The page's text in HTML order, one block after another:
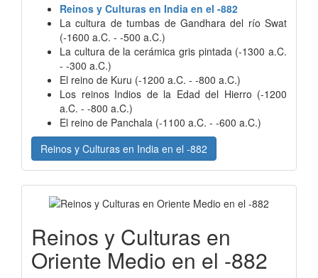
Reinos y Culturas en India en el -882
La cultura de tumbas de Gandhara del río Swat
(-1600 a.C. - -500 a.C.)
La cultura de la cerámica gris pintada (-1300 a.C.
- -300 a.C.)
El reino de Kuru (-1200 a.C. - -800 a.C.)
Los reinos Indios de la Edad del Hierro (-1200
a.C. - -800 a.C.)
El reino de Panchala (-1100 a.C. - -600 a.C.)
Reinos y Culturas en India en el -882
Reinos y Culturas en
Oriente Medio en el -882